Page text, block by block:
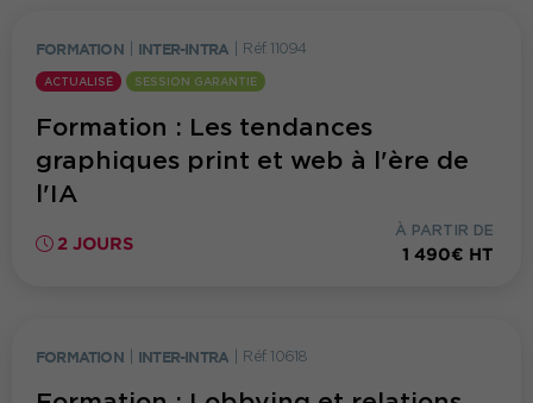
FORMATION INTER-INTRA Réf. 11094
ACTUALISÉ SESSION GARANTIE
Formation : Les tendances
graphiques print et web à l'ère de
l'IA
2 JOURS
À PARTIR DE
1 490€ HT
FORMATION INTER-INTRA Réf. 10618